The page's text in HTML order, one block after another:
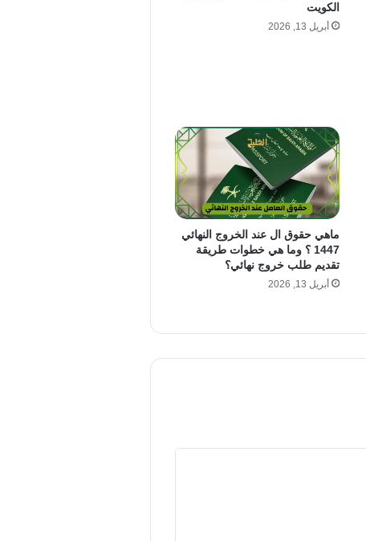
الكويت
أبريل 13, 2026
ماهي حقوق ال عند الخروج النهائي
1447 ؟ وما هي خطوات طريقة
تقديم طلب خروج نهائي؟
أبريل 13, 2026